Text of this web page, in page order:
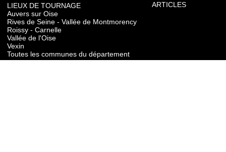
LIEUX DE TOURNAGE
Auvers sur Oise
Rives de Seine - Vallée de Montmorency
Roissy - Carnelle
Vallée de l'Oise
Vexin
Toutes les communes du département
ARTICLES